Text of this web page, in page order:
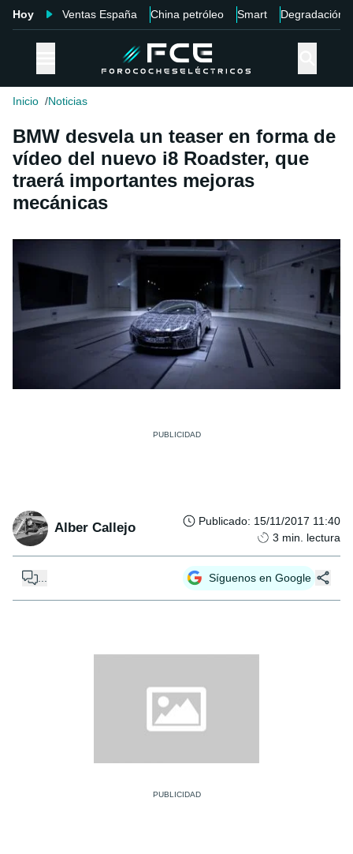
Hoy Ventas España China petróleo Smart Degradación
Inicio Noticias
BMW desvela un teaser en forma de
vídeo del nuevo i8 Roadster, que
traerá importantes mejoras
mecánicas
Alber Callejo Publicado: 15/11/2017 11:40
3 min. lectura
Síguenos en Google